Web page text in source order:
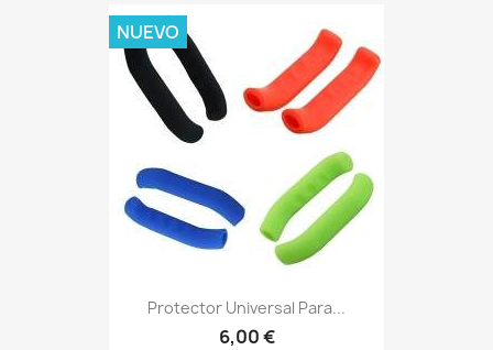
Protector Universal Para...
6,00 €
NUEVO